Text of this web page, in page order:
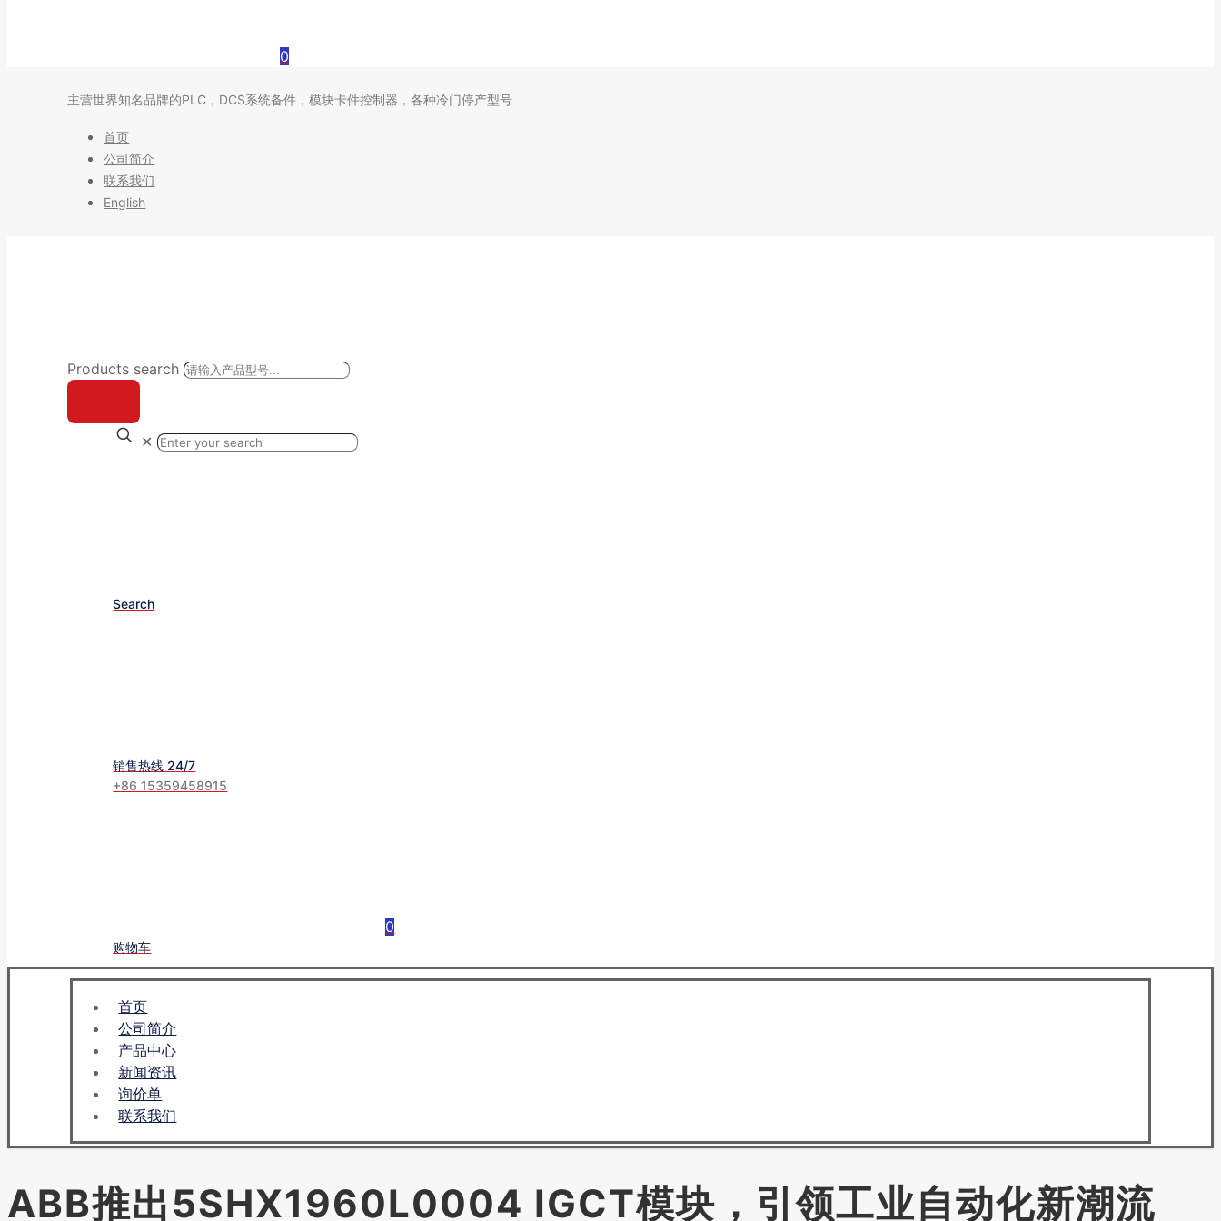
0
主营世界知名品牌的PLC，DCS系统备件，模块卡件控制器，各种冷门停产型号
首页
公司简介
联系我们
English
Products search
✕
Search
销售热线 24/7
+86 15359458915
0
购物车
首页
公司简介
产品中心
新闻资讯
询价单
联系我们
ABB推出5SHX1960L0004 IGCT模块，引领工业自动化新潮流